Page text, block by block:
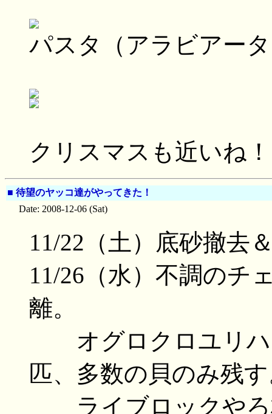
パスタ（アラビアー
クリスマスも近いね！
■ 待望のヤッコ達がやってきた！
Date: 2008-12-06 (Sat)
11/22（土）底砂撤去
11/26（水）不調のチ
離。
オグロクロユリハ
匹、多数の貝のみ残
ライブロックやろ